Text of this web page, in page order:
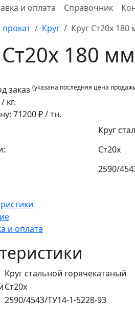
и оплата Справочник
Круг
Круг Ст20х 180
180 мм
заказ (указана последняя цена
кг.
71200₽ / тн.
Круг
Ст20х
2590/
и оплата
Круг стальной горячекатаный
Ст20х
2590/4543/ТУ14-1-5228-93